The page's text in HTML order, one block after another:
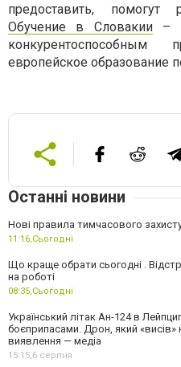
предоставить, помогут
Обучение в Словакии–
конкурентоспособным
европейское образование
Останні новини
Нові правила тимчасового
11:16,Сьогодні
Що краще обрати сьогодні .
на роботі
08:35,Сьогодні
Український літак Ан-124 в
боєприпасами. Дрон, який
виявлення — медіа
15:15,6 серпня